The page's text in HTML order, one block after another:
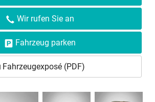
Wir rufen Sie an
Fahrzeug parken
Fahrzeugexposé (PDF)